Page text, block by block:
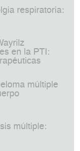
respiratoria:
en la PTI:
múltiple
múltiple: